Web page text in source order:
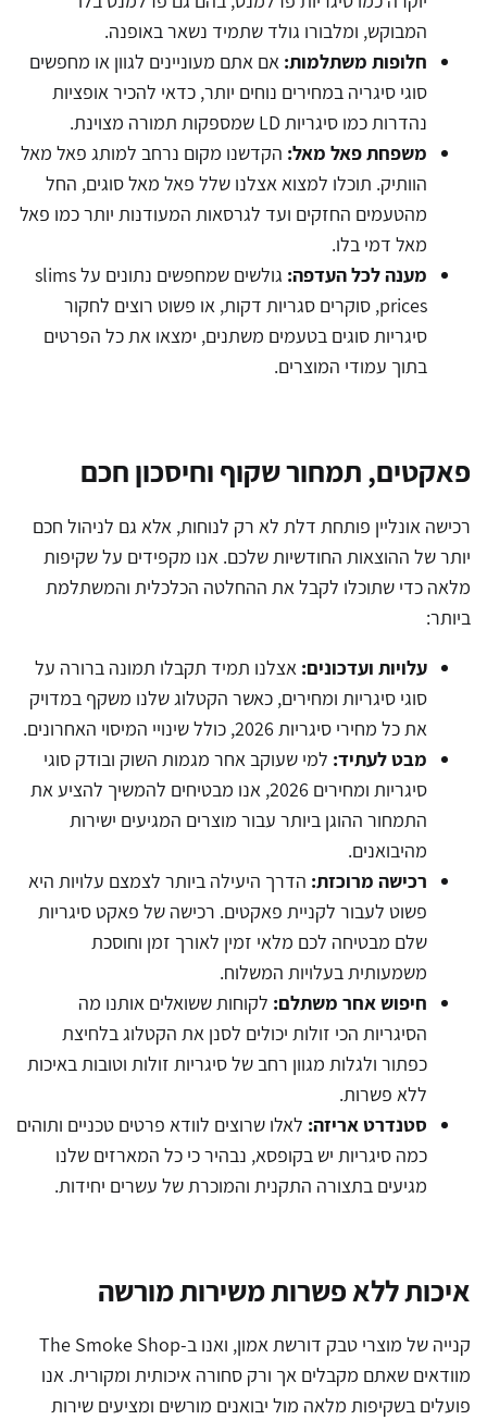
המבוקש, ומלבורו גולד שתמיד נשאר באופנה.
חלופות משתלמות: אם אתם מעוניינים לגוון או מחפשים
סוגי סיגריה במחירים נוחים יותר, כדאי להכיר אופציות
נהדרות כמו סיגריות LD שמספקות תמורה מצוינת.
משפחת פאל מאל: הקדשנו מקום נרחב למותג פאל מאל
הוותיק. תוכלו למצוא אצלנו שלל פאל מאל סוגים, החל
מהטעמים החזקים ועד לגרסאות המעודנות יותר כמו פאל
מאל דמי בלו.
מענה לכל העדפה:
גולשים שמחפשים נתונים על slims
prices, סוקרים סגריות דקות, או פשוט רוצים לחקור
סיגריות סוגים בטעמים משתנים, ימצאו את כל הפרטים
בתוך עמודי המוצרים.
פאקטים, תמחור שקוף וחיסכון חכם
רכישה אונליין פותחת דלת לא רק לנוחות, אלא גם לניהול חכם
יותר של ההוצאות החודשיות שלכם. אנו מקפידים על שקיפות
מלאה כדי שתוכלו לקבל את ההחלטה הכלכלית והמשתלמת
ביותר:
עלויות ועדכונים: אצלנו תמיד תקבלו תמונה ברורה על
סוגי סיגריות ומחירים, כאשר הקטלוג שלנו משקף במדויק
את כל מחירי סיגריות 2026, כולל שינויי המיסוי האחרונים.
מבט לעתיד: למי שעוקב אחר מגמות השוק ובודק סוגי
סיגריות ומחירים 2026, אנו מבטיחים להמשיך להציע את
התמחור ההוגן ביותר עבור מוצרים המגיעים ישירות
מהיבואנים.
רכישה מרוכזת: הדרך היעילה ביותר לצמצם עלויות היא
פשוט לעבור לקניית פאקטים. רכישה של פאקט סיגריות
שלם מבטיחה לכם מלאי זמין לאורך זמן וחוסכת
משמעותית בעלויות המשלוח.
חיפוש אחר משתלם: לקוחות ששואלים אותנו מה
הסיגריות הכי זולות יכולים לסנן את הקטלוג בלחיצת
כפתור ולגלות מגוון רחב של סיגריות זולות וטובות באיכות
ללא פשרות.
סטנדרט אריזה: לאלו שרוצים לוודא פרטים טכניים ותוהים
כמה סיגריות יש בקופסא, נבהיר כי כל המארזים שלנו
מגיעים בתצורה התקנית והמוכרת של עשרים יחידות.
איכות ללא פשרות משירות מורשה
קנייה של מוצרי טבק דורשת אמון, ואנו ב-The Smoke Shop
מוודאים שאתם מקבלים אך ורק סחורה איכותית ומקורית. אנו
פועלים בשקיפות מלאה מול יבואנים מורשים ומציעים שירות